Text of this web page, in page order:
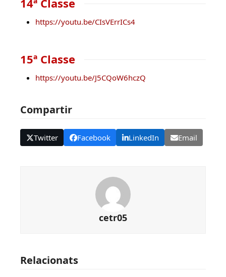
14ª Classe
https://youtu.be/CIsVErrICs4
15ª Classe
https://youtu.be/J5CQoW6hczQ
Compartir
Twitter Facebook LinkedIn Email
cetr05
Relacionats